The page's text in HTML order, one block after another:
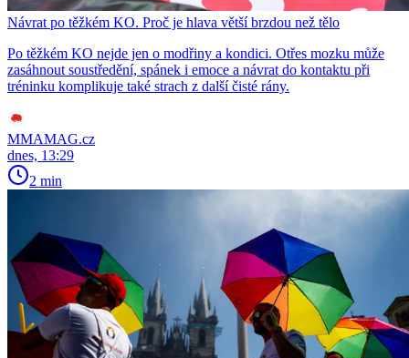
Návrat po těžkém KO. Proč je hlava větší brzdou než tělo
Po těžkém KO nejde jen o modřiny a kondici. Otřes mozku může
zasáhnout soustředění, spánek i emoce a návrat do kontaktu při
tréninku komplikuje také strach z další čisté rány.
MMAMAG.cz
dnes, 13:29
2 min